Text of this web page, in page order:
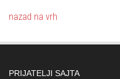
nazad na vrh
PRIJATELJI SAJTA